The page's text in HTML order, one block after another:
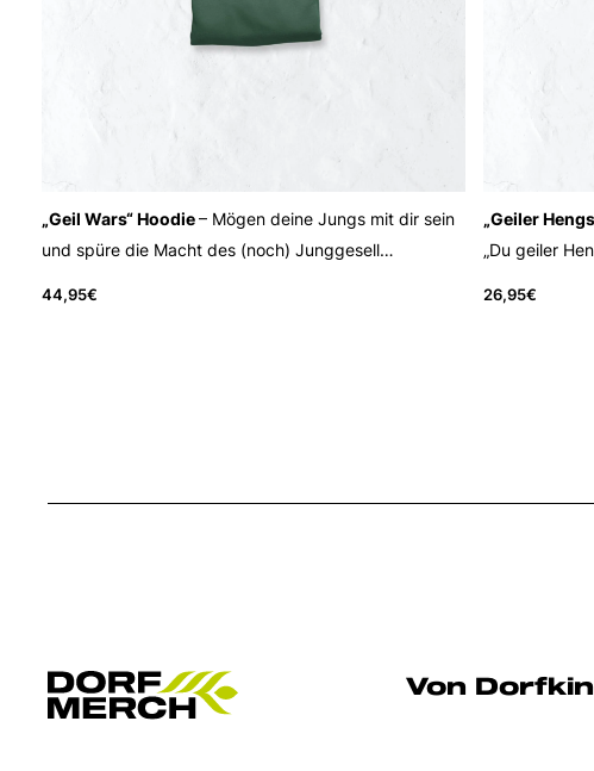
„Geil Wars“ Hoodie– Mögen deine Jungs mit dir sein
und spüre die Macht des (noch) Junggesell…
44,95€
„Geiler
„Du geiler
26,95€
Von